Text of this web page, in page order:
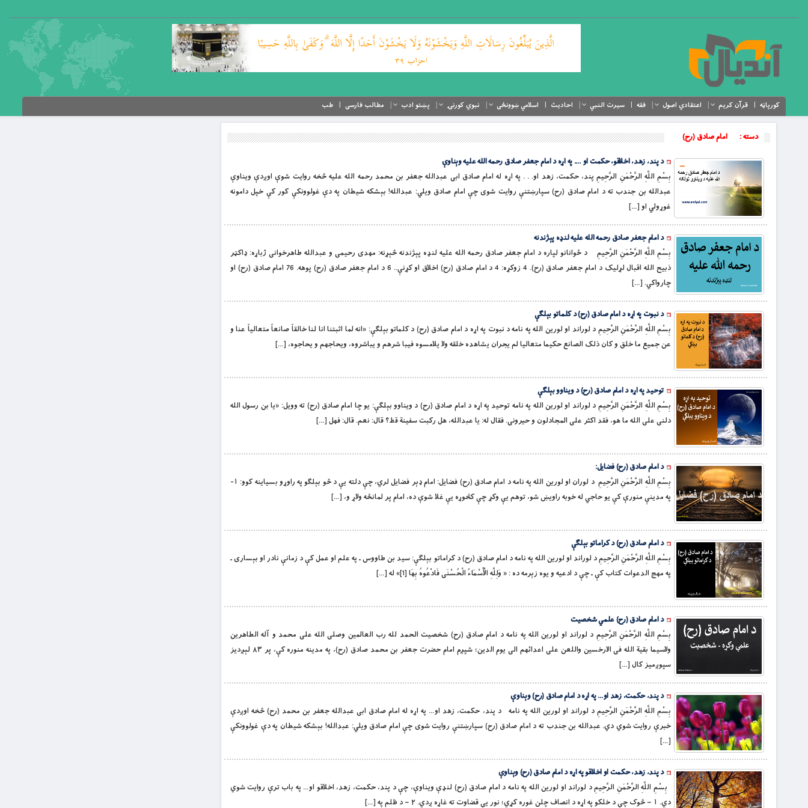
کورپاڼه قرآن کریم اعتقادي اصول فقه سیرت النبي احادیث اسلامي ښوونځی نبوي کورنۍ پښتو ادب مطالب فارسی طب
دسته :
امام صادق (رح)
د پند، زهد، اخلاقو، حکمت او …. په اړه د امام جعفر صادق رحمه الله علیه وېناوې
بِسْمِ اللَّهِ الرَّحْمَنِ الرَّحِيمِ پند، حکمت، زهد او. . . په اړه له امام صادق ابی عبدالله جعفر بن محمد رحمه الله علیه څخه روایت شوې اوږدې ویناوې
عبدالله بن جندب ته د امام صادق (رح) سپارښتنې روایت شوی چې امام صادق ویلي: عبدالله! بېشکه شیطان په دې غولوونکې کور کې خپل دامونه
غوړولي او […]
د امام جعفر صادق رحمه الله علیه لنډه پېژندنه
بِسْمِ اللَّهِ الرَّحْمَنِ الرَّحِيمِ د ځوانانو لپاره د امام جعفر صادق رحمه الله علیه لنډه پېژندنه څېړنه: مهدی رحیمی و عبدالله طاهرخوانی ژباړه: ډاکټر
ذبیح الله اقبال لړلیک د امام جعفر صادق (رح). 4 زوکړه: 4 د امام صادق (رح) اخلاق او کړنې.. 6 د امام جعفر صادق (رح) پوهه. 76 امام صادق (رح) او
چارواکي. […]
د نبوت په اړه د امام صادق (رح) د کلماتو بېلګې
بِسْمِ اللَّهِ الرَّحْمَنِ الرَّحِيمِ د لوراند او لورین الله په نامه د نبوت په اړه د امام صادق (رح) د کلماتو بېلګې: «انه لما اثبتنا انا لنا خالقاً صانعاً متعالياً عنا و
عن جميع ما خلق و کان ذلک الصانع حکيما متعاليا لم يجران يشاهده خلقه ولا يلامسوه فيبا شرهم و يباشروه، ويحاجهم و يحاجوه، […]
توحيد په اړه د امام صادق (رح) د ويناوو بېلګې
بِسْمِ اللَّهِ الرَّحْمَنِ الرَّحِيمِ د لوراند او لورین الله په نامه توحيد په اړه د امام صادق (رح) د ويناوو بېلګې: يو چا امام صادق (رح) ته وويل: «يا بن رسول الله
دلنی علی الله ما هو، فقد اکثر علی المجادلون و حيرونی. فقال له: يا عبدالله، هل رکبت سفينة قط؟ قال: نعم. قال: فهل […]
د امام صادق (رح) فضايل:
بِسْمِ اللَّهِ الرَّحْمَنِ الرَّحِيمِ د لوران او لورین الله په نامه د امام صادق (رح) فضايل: امام ډېر فضايل لري، چې دلته يې د څو بېلګو په راوړو بسياينه کوو: ۱-
په مدينې منورې کې يو حاجي له خوبه راويښ شو، توهم يې وکړ چې کڅوړه يې غلا شوې ده، امام پر لمانځه ولاړ و، […]
د امام صادق (رح) د کراماتو بېلګې
بِسْمِ اللَّهِ الرَّحْمَنِ الرَّحِيمِ د لوراند او لورین الله په نامه د امام صادق (رح) د کراماتو بېلګې: سيد بن طاووس ـ په علم او عمل کې د زمانې نادر او بېساری ـ
په مهج الدعوات کتاب کې ـ چې د ادعيه و يوه زېرمه ده : « وَلِلَّهِ الْأَسْمَاءُ الْحُسْنَى فَادْعُوهُ بِهَا [1]» له […]
د امام صادق (رح) علمي شخصیت
بِسْمِ اللَّهِ الرَّحْمَنِ الرَّحِيمِ د لوراند او لورین الله په نامه د امام صادق (رح) شخصیت الحمد لله رب العالمين وصلی الله علی محمد و آله الطاهرين
ولاسيما بقية الله فی الارخسين واللعن علی اعدائهم الی يوم الدين؛ شپږم امام حضرت جعفر بن محمد صادق (رح)، په مدينه منوره کې، پر ۸۳ لېږديز
سپوږميز کال […]
د پند، حکمت، زهد او… په اړه د امام صادق (رح) وېناوې
بِسْمِ اللَّهِ الرَّحْمَنِ الرَّحِيمِ د لوراند او لورین الله په نامه د پند، حکمت، زهد او… په اړه له امام صادق ابی عبدالله جعفر بن محمد (رح) څخه اوږدې
خبرې روایت شوي دي. عبدالله بن جندب ته د امام صادق (رح) سپارښتنې روایت شوی چې امام صادق ویلي: عبدالله! بېشکه شیطان په دې غولوونکې
[…]
د پند، زهد، حکمت او اخلاقو په اړه د امام صادق (رح) وېناوې
بِسْمِ اللَّهِ الرَّحْمَنِ الرَّحِيمِ د لوراند او لورین الله په نامه د امام صادق (رح) لنډې ویناوې، چې د پند، حکمت، زهد، اخلاقو او… په باب ترې روایت شوي
دي. ۱ – څوک چې د خلکو په اړه د انصاف چلن غوره کړي؛ نور یې قضاوت ته غاړه ږدي. ۲ – د ظلم په […]